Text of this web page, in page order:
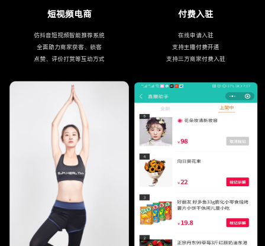
短视频电商
仿抖音短视频智能推荐系统
全面助力商家获客、锁客
点赞、评价打赏等互动方式
付费入驻
在线申请入驻
支持主播付费开通
支持三方商家付费入驻